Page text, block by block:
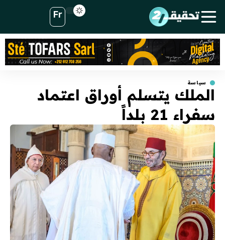
Fr
سياسة
الملك يتسلم أوراق اعتماد
سفراء 21 بلداً